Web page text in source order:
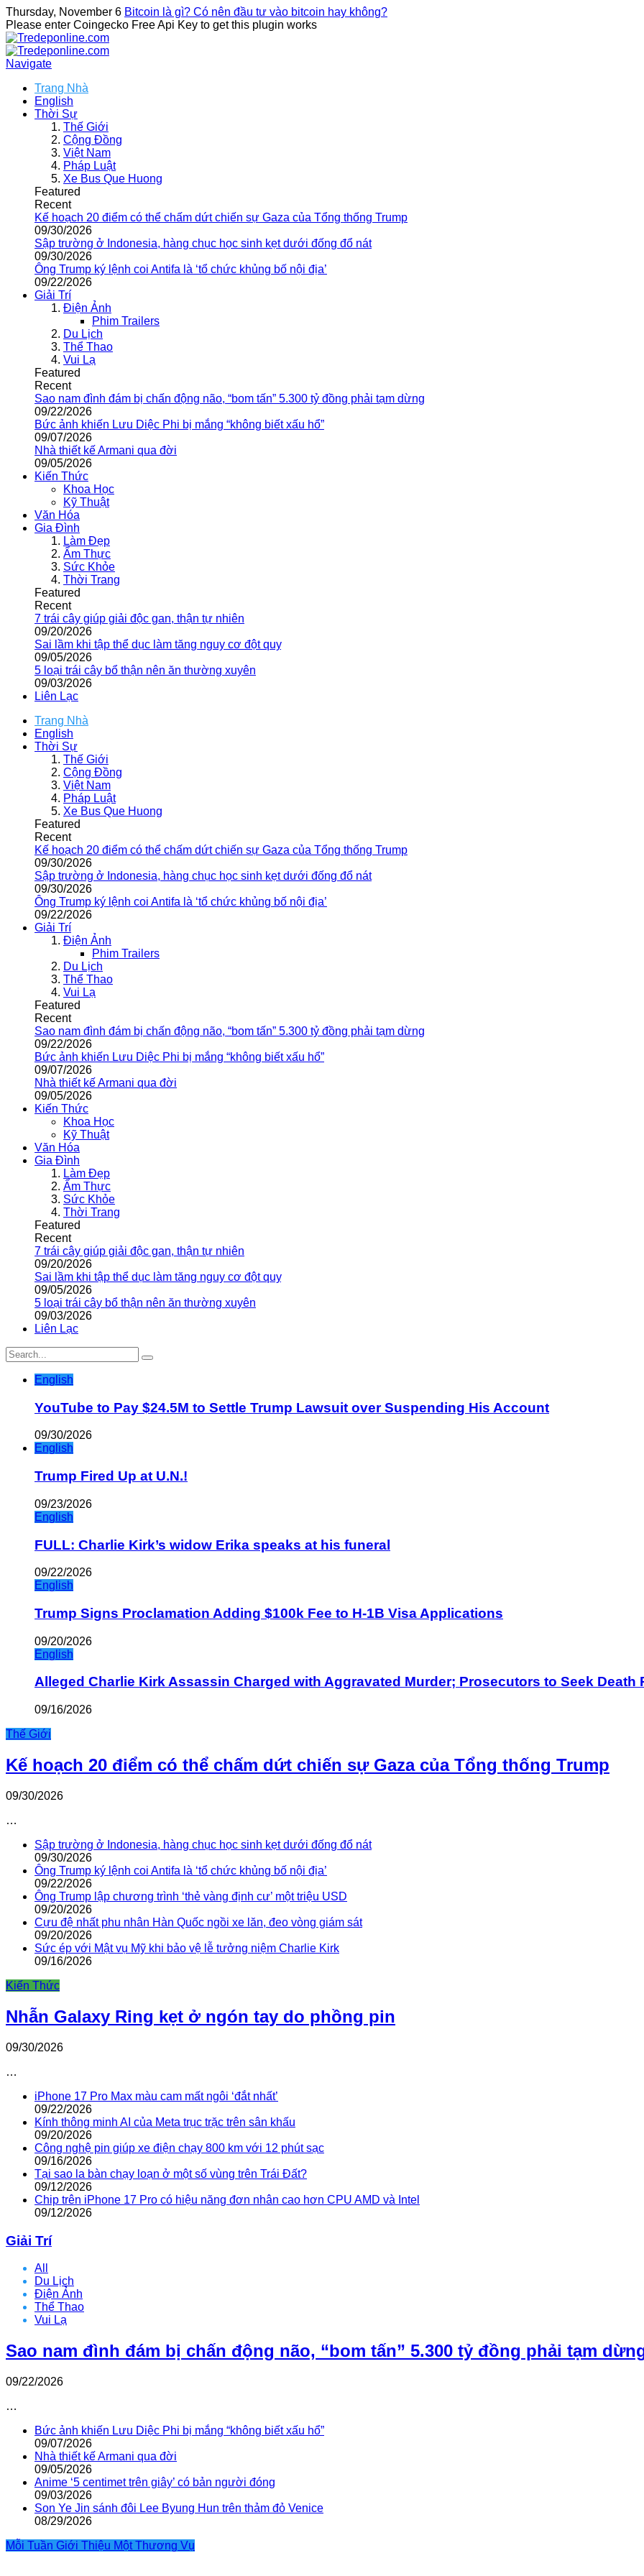
Thursday, November 6 Bitcoin là gì? Có nên đầu tư vào bitcoin hay không?
Please enter Coingecko Free Api Key to get this plugin works
Navigate
Trang Nhà
English
Thời Sự
Thế Giới
Cộng Đồng
Việt Nam
Pháp Luật
Xe Bus Que Huong
Featured
Recent
Kế hoạch 20 điểm có thể chấm dứt chiến sự Gaza của Tổng thống Trump
09/30/2026
Sập trường ở Indonesia, hàng chục học sinh kẹt dưới đống đổ nát
09/30/2026
Ông Trump ký lệnh coi Antifa là ‘tổ chức khủng bố nội địa’
09/22/2026
Giải Trí
Điện Ảnh
Phim Trailers
Du Lịch
Thể Thao
Vui Lạ
Featured
Recent
Sao nam đình đám bị chấn động não, “bom tấn” 5.300 tỷ đồng phải tạm dừng
09/22/2026
Bức ảnh khiến Lưu Diệc Phi bị mắng “không biết xấu hổ”
09/07/2026
Nhà thiết kế Armani qua đời
09/05/2026
Kiến Thức
Khoa Học
Kỹ Thuật
Văn Hóa
Gia Đình
Làm Đẹp
Ẩm Thực
Sức Khỏe
Thời Trang
Featured
Recent
7 trái cây giúp giải độc gan, thận tự nhiên
09/20/2026
Sai lầm khi tập thể dục làm tăng nguy cơ đột quỵ
09/05/2026
5 loại trái cây bổ thận nên ăn thường xuyên
09/03/2026
Liên Lạc
Trang Nhà
English
Thời Sự
Thế Giới
Cộng Đồng
Việt Nam
Pháp Luật
Xe Bus Que Huong
Featured
Recent
Kế hoạch 20 điểm có thể chấm dứt chiến sự Gaza của Tổng thống Trump
09/30/2026
Sập trường ở Indonesia, hàng chục học sinh kẹt dưới đống đổ nát
09/30/2026
Ông Trump ký lệnh coi Antifa là ‘tổ chức khủng bố nội địa’
09/22/2026
Giải Trí
Điện Ảnh
Phim Trailers
Du Lịch
Thể Thao
Vui Lạ
Featured
Recent
Sao nam đình đám bị chấn động não, “bom tấn” 5.300 tỷ đồng phải tạm dừng
09/22/2026
Bức ảnh khiến Lưu Diệc Phi bị mắng “không biết xấu hổ”
09/07/2026
Nhà thiết kế Armani qua đời
09/05/2026
Kiến Thức
Khoa Học
Kỹ Thuật
Văn Hóa
Gia Đình
Làm Đẹp
Ẩm Thực
Sức Khỏe
Thời Trang
Featured
Recent
7 trái cây giúp giải độc gan, thận tự nhiên
09/20/2026
Sai lầm khi tập thể dục làm tăng nguy cơ đột quỵ
09/05/2026
5 loại trái cây bổ thận nên ăn thường xuyên
09/03/2026
Liên Lạc
English
YouTube to Pay $24.5M to Settle Trump Lawsuit over Suspending His Account
09/30/2026
English
Trump Fired Up at U.N.!
09/23/2026
English
FULL: Charlie Kirk’s widow Erika speaks at his funeral
09/22/2026
English
Trump Signs Proclamation Adding $100k Fee to H-1B Visa Applications
09/20/2026
English
Alleged Charlie Kirk Assassin Charged with Aggravated Murder; Prosecutors to Seek Death
09/16/2026
Thế Giới
Kế hoạch 20 điểm có thể chấm dứt chiến sự Gaza của Tổng thống Trump
09/30/2026
…
Sập trường ở Indonesia, hàng chục học sinh kẹt dưới đống đổ nát
09/30/2026
Ông Trump ký lệnh coi Antifa là ‘tổ chức khủng bố nội địa’
09/22/2026
Ông Trump lập chương trình ‘thẻ vàng định cư’ một triệu USD
09/20/2026
Cựu đệ nhất phu nhân Hàn Quốc ngồi xe lăn, đeo vòng giám sát
09/20/2026
Sức ép với Mật vụ Mỹ khi bảo vệ lễ tưởng niệm Charlie Kirk
09/16/2026
Kiến Thức
Nhẫn Galaxy Ring kẹt ở ngón tay do phồng pin
09/30/2026
…
iPhone 17 Pro Max màu cam mất ngôi ‘đắt nhất’
09/22/2026
Kính thông minh AI của Meta trục trặc trên sân khấu
09/20/2026
Công nghệ pin giúp xe điện chạy 800 km với 12 phút sạc
09/16/2026
Tại sao la bàn chạy loạn ở một số vùng trên Trái Đất?
09/12/2026
Chip trên iPhone 17 Pro có hiệu năng đơn nhân cao hơn CPU AMD và Intel
09/12/2026
Giải Trí
All
Du Lịch
Điện Ảnh
Thể Thao
Vui Lạ
Sao nam đình đám bị chấn động não, “bom tấn” 5.300 tỷ đồng phải tạm
09/22/2026
…
Bức ảnh khiến Lưu Diệc Phi bị mắng “không biết xấu hổ”
09/07/2026
Nhà thiết kế Armani qua đời
09/05/2026
Anime ‘5 centimet trên giây’ có bản người đóng
09/03/2026
Son Ye Jin sánh đôi Lee Byung Hun trên thảm đỏ Venice
08/29/2026
Mỗi Tuần Giới Thiệu Một Thương Vụ